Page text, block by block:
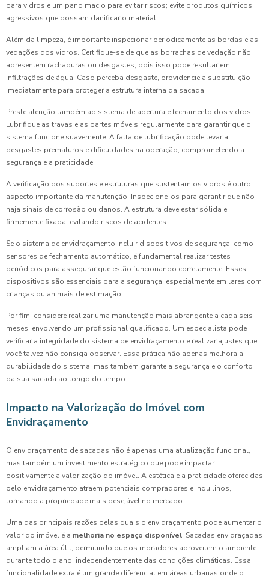
para vidros e um pano macio para evitar riscos; evite produtos químicos
agressivos que possam danificar o material.
Além da limpeza, é importante inspecionar periodicamente as bordas e as
vedações dos vidros. Certifique-se de que as borrachas de vedação não
apresentem rachaduras ou desgastes, pois isso pode resultar em
infiltrações de água. Caso perceba desgaste, providencie a substituição
imediatamente para proteger a estrutura interna da sacada.
Preste atenção também ao sistema de abertura e fechamento dos vidros.
Lubrifique as travas e as partes móveis regularmente para garantir que o
sistema funcione suavemente. A falta de lubrificação pode levar a
desgastes prematuros e dificuldades na operação, comprometendo a
segurança e a praticidade.
A verificação dos suportes e estruturas que sustentam os vidros é outro
aspecto importante da manutenção. Inspecione-os para garantir que não
haja sinais de corrosão ou danos. A estrutura deve estar sólida e
firmemente fixada, evitando riscos de acidentes.
Se o sistema de envidraçamento incluir dispositivos de segurança, como
sensores de fechamento automático, é fundamental realizar testes
periódicos para assegurar que estão funcionando corretamente. Esses
dispositivos são essenciais para a segurança, especialmente em lares com
crianças ou animais de estimação.
Por fim, considere realizar uma manutenção mais abrangente a cada seis
meses, envolvendo um profissional qualificado. Um especialista pode
verificar a integridade do sistema de envidraçamento e realizar ajustes que
você talvez não consiga observar. Essa prática não apenas melhora a
durabilidade do sistema, mas também garante a segurança e o conforto
da sua sacada ao longo do tempo.
Impacto na Valorização do Imóvel com
Envidraçamento
O envidraçamento de sacadas não é apenas uma atualização funcional,
mas também um investimento estratégico que pode impactar
positivamente a valorização do imóvel. A estética e a praticidade oferecidas
pelo envidraçamento atraem potenciais compradores e inquilinos,
tornando a propriedade mais desejável no mercado.
Uma das principais razões pelas quais o envidraçamento pode aumentar o
valor do imóvel é a melhoria no espaço disponível. Sacadas envidraçadas
ampliam a área útil, permitindo que os moradores aproveitem o ambiente
durante todo o ano, independentemente das condições climáticas. Essa
funcionalidade extra é um grande diferencial em áreas urbanas onde o